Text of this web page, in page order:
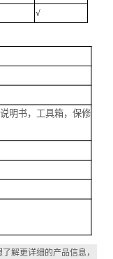
√
明书，工具箱，保修
解更详细的产品信息，